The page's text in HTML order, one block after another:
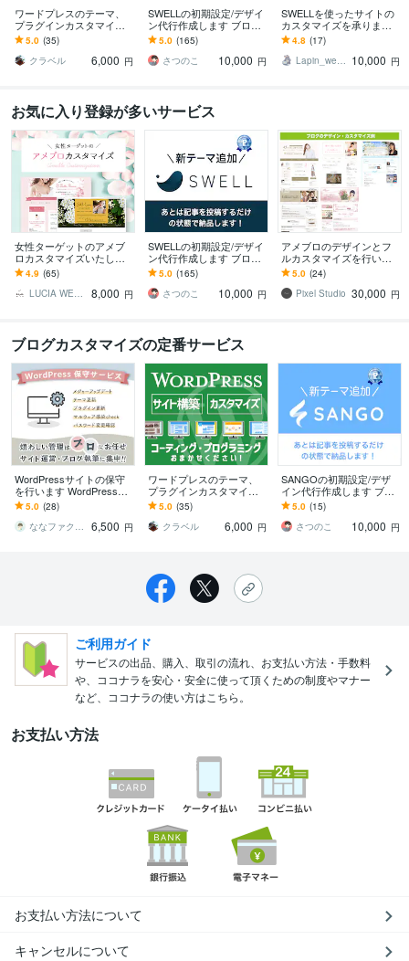
ワードプレスのテーマ、
プラグインカスタマイズ
します ご相談無料★公式
サポート対象外もOK！プ
ログラミングはお任せ
5.0 (35)
クラベル
6,000 円
SWELLの初期設定/デザイ
ン代行作成します ブログ
をはじめる方、無料テー
マから移行作業などお任
せください
5.0 (165)
さつのこ
10,000 円
SWELLを使ったサイトの
カスタマイズを承ります
ブログ型→サイト型・CS
Sカスタマイズ・フルカス
タマイズ
4.8 (17)
Lapin_web（らぱんうぇぶ） 10,000 円
お気に入り登録が多いサービス
女性ターゲットのアメブ
ロカスタマイズいたしま
す 現役デザイナーがオシ
ャレにアメブロをカスタ
マイズ♪
4.9 (65)
LUCIA WEB DESIGN
8,000 円
SWELLの初期設定/デザイ
ン代行作成します ブログ
をはじめる方、無料テー
マから移行作業などお任
せください
5.0 (165)
さつのこ
10,000 円
アメブロのデザインとフ
ルカスタマイズを行いま
す 起業家、コンサル、個
人事業などの方におすす
めのサービスです。
5.0 (24)
Pixel Studio 30,000 円
ブログカスタマイズの定番サービス
WordPressサイトの保守
を行います WordPressア
ップデート・テーマ・プ
ラグインの更新代行
5.0 (28)
ななファクトリー
6,500 円
ワードプレスのテーマ、
プラグインカスタマイズ
します ご相談無料★公式
サポート対象外もOK！プ
ログラミングはお任せ
5.0 (35)
クラベル
6,000 円
SANGOの初期設定/デザ
イン代行作成します ブロ
グをはじめる方、無料テ
ーマから移行作業などお
任せください
5.0 (15)
さつのこ
10,000 円
ご利用ガイド
サービスの出品、購入、取引の流れ、お支払い方法・手数料
や、ココナラを安心・安全に使って頂くための制度やマナー
など、ココナラの使い方はこちら。
お支払い方法
お支払い方法について
キャンセルについて